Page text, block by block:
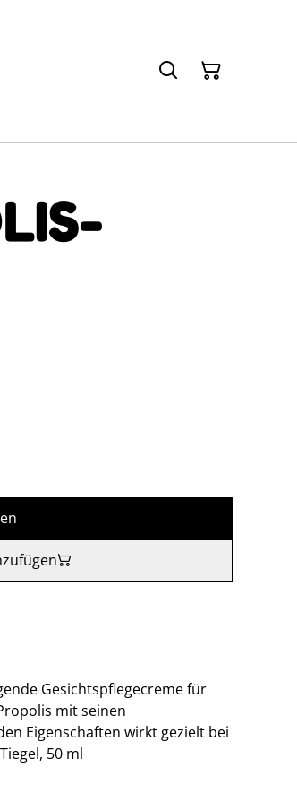
Gesichtspflegecreme für
mit seinen
Eigenschaften wirkt gezielt bei
50 ml